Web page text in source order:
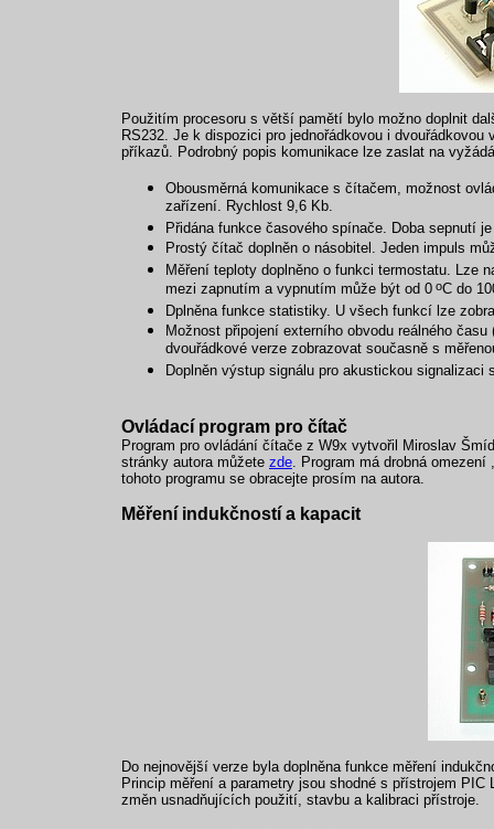
Použitím procesoru s větší pamětí bylo možno doplnit
RS232. Je k dispozici pro jednořádkovou i
příkazů. Podrobný popis komunikace lze zaslat na
Obousměrná komunikace s čítačem, možnost
zařízení. Rychlost 9,6 Kb.
Přidána funkce časového spínače. Doba sepnutí
Prostý čítač doplněn o násobitel. Jeden impuls
Měření teploty doplněno o funkci termostatu. Lze
mezi zapnutím a vypnutím může být od 0 oC do
Dplněna funkce statistiky. U všech funkcí lze
Možnost připojení externího obvodu reálného
dvouřádkové verze zobrazovat současně s
Doplněn výstup signálu pro akustickou signalizaci
Ovládací program pro čítač
Program pro ovládání čítače z W9x vytvořil Miroslav
stránky autora můžete zde . Program má drobná
tohoto programu se obracejte prosím na autora.
Měření indukčností a kapacit
Do nejnovější verze byla doplněna funkce měření
Princip měření a parametry jsou shodné s přístrojem
změn usnadňujících použití, stavbu a kalibraci přístroje.